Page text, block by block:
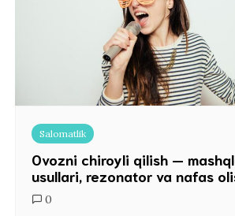
Salomatlik
Ovozni chiroyli qilish —
usullari, rezonator va nafas
0